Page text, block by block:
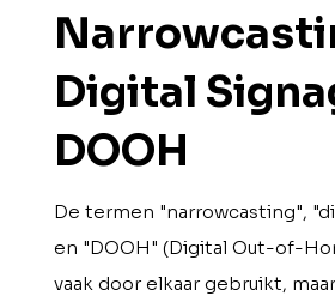
Digital
DOOH
De termen "narrowcasting",
en "DOOH" (Digital Out-of-
vaak door elkaar gebruikt,